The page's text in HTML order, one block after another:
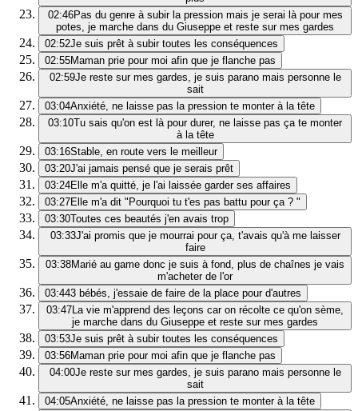
02:46Pas du genre à subir la pression mais je serai là pour mes
potes, je marche dans du Giuseppe et reste sur mes gardes
02:52Je suis prêt à subir toutes les conséquences
02:55Maman prie pour moi afin que je flanche pas
02:59Je reste sur mes gardes, je suis parano mais personne le
sait
03:04Anxiété, ne laisse pas la pression te monter à la tête
03:10Tu sais qu'on est là pour durer, ne laisse pas ça te monter
à la tête
03:16Stable, en route vers le meilleur
03:20J'ai jamais pensé que je serais prêt
03:24Elle m'a quitté, je l'ai laissée garder ses affaires
03:27Elle m'a dit "Pourquoi tu t'es pas battu pour ça ? "
03:30Toutes ces beautés j'en avais trop
03:33J'ai promis que je mourrai pour ça, t'avais qu'à me laisser
faire
03:38Marié au game donc je suis à fond, plus de chaînes je vais
m'acheter de l'or
03:443 bébés, j'essaie de faire de la place pour d'autres
03:47La vie m'apprend des leçons car on récolte ce qu'on sème,
je marche dans du Giuseppe et reste sur mes gardes
03:53Je suis prêt à subir toutes les conséquences
03:56Maman prie pour moi afin que je flanche pas
04:00Je reste sur mes gardes, je suis parano mais personne le
sait
04:05Anxiété, ne laisse pas la pression te monter à la tête